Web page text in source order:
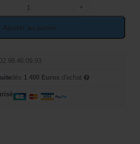
Chaise tissu et bois massif scandinave
+
Ajouter au panier
02.98.46.09.93
dès 1 400 Euros d'achat